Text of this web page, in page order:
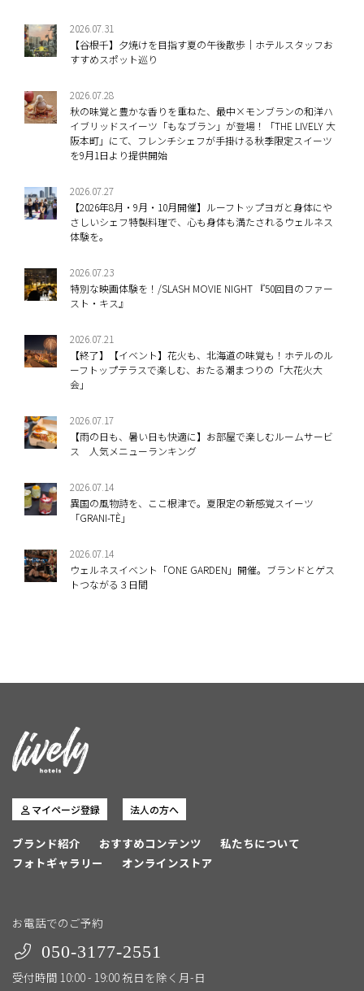
2026.07.31
【谷根千】夕焼けを目指す夏の午後散歩｜ホテルスタッフお
すすめスポット巡り
2026.07.28
秋の味覚と豊かな香りを重ねた、最中×モンブランの和洋ハ
イブリッドスイーツ「もなブラン」が登場！「THE LIVELY 大
阪本町」にて、フレンチシェフが手掛ける秋季限定スイーツ
を9月1日より提供開始
2026.07.27
【2026年8月・9月・10月開催】ルーフトップヨガと身体にや
さしいシェフ特製料理で、心も身体も満たされるウェルネス
体験を。
2026.07.23
特別な映画体験を！/SLASH MOVIE NIGHT 『50回目のファー
スト・キス』
2026.07.21
【終了】【イベント】花火も、北海道の味覚も！ホテルのル
ーフトップテラスで楽しむ、おたる潮まつりの「大花火大
会」
2026.07.17
【雨の日も、暑い日も快適に】お部屋で楽しむルームサービ
ス 人気メニューランキング
2026.07.14
異国の風物詩を、ここ根津で。夏限定の新感覚スイーツ
「GRANI-TÈ」
2026.07.14
ウェルネスイベント「ONE GARDEN」開催。ブランドとゲス
トつながる３日間
マイページ登録 法人の方へ
ブランド紹介 おすすめコンテンツ
私たちについて
フォトギャラリー
オンラインストア
お電話でのご予約
050-3177-2551
受付時間 10:00 - 19:00 祝日を除く月-日